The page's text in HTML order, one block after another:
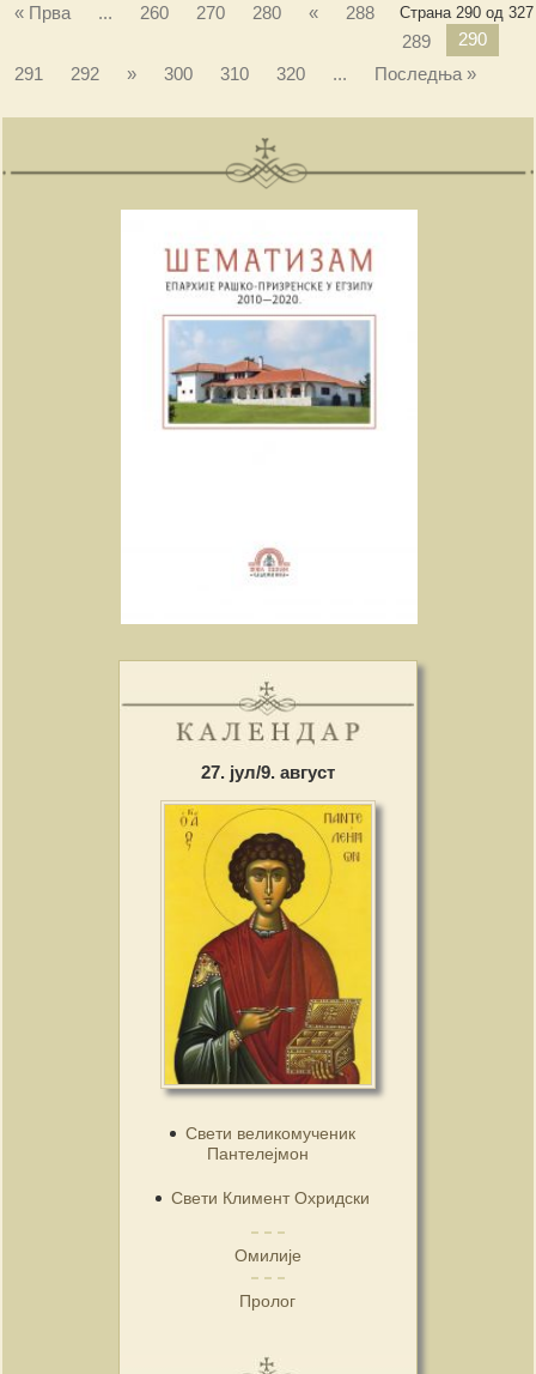
Страна 290 од 327
« Прва ... 260 270 280 «
288
289
290
291
292 » 300 310 320 ... Последња »
27. јул/9. август
Свети великомученик
Пантелејмон
Свети Климент Охридски
Омилије
Пролог